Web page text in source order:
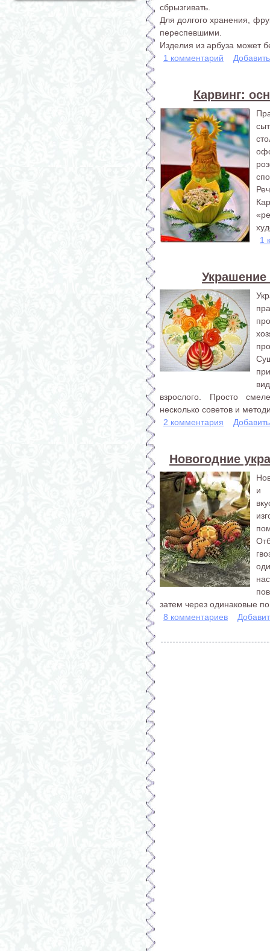
сбрызгивать.
Для долгого хранения,
переспевшими.
Изделия из арбуза может
1 комментарий
Карвинг:
1
взрослого. Просто
несколько советов и
2 комментария
Новогодние
и
затем через одинаковые
8 комментариев